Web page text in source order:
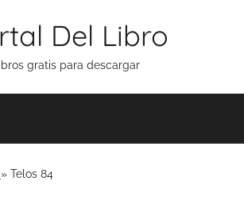
Del Libro
gratis para descargar
Telos 84